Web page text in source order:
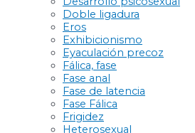
Doble ligadura
Eros
Exhibicionismo
Eyaculación precoz
Fálica, fase
Fase anal
Fase de latencia
Fase Fálica
Frigidez
Heterosexual